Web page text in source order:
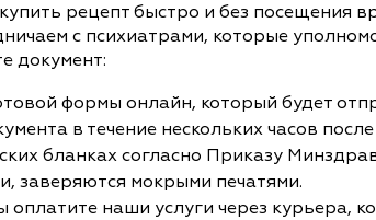
рецепт быстро и без посещения
с психиатрами, которые
документ:
формы онлайн, который будет
в течение нескольких часов
бланках согласно Приказу
заверяются мокрыми печатями.
наши услуги через курьера,